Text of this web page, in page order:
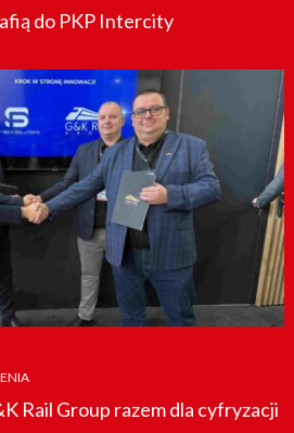
do PKP Intercity
Rail Group razem dla cyfryzacji